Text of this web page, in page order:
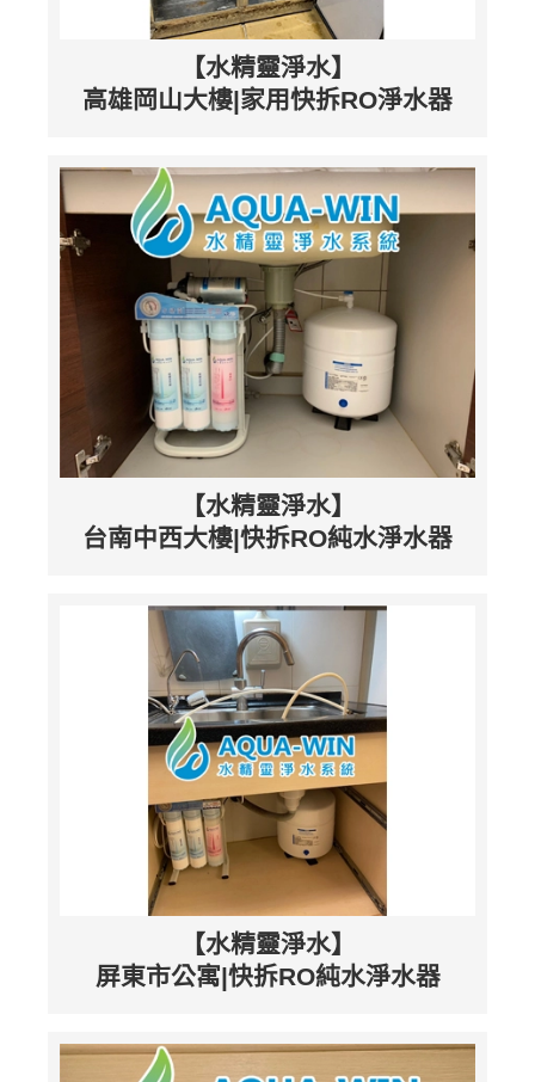
【水精靈淨水】
高雄岡山大樓|家用快拆RO淨水器
【水精靈淨水】
台南中西大樓|快拆RO純水淨水器
【水精靈淨水】
屏東市公寓|快拆RO純水淨水器